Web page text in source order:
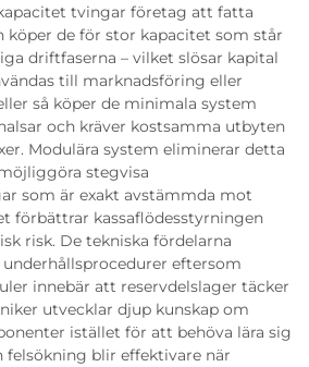
tvingar företag att fatta
köper de för stor kapacitet som står
driftfaserna – vilket slösar kapital
till marknadsföring eller
så köper de minimala system
och kräver kostsamma utbyten
Modulära system eliminerar detta
stegvisa
som är exakt avstämmda mot
förbättrar kassaflödesstyrningen
risk. De tekniska fördelarna
eftersom
innebär att reservdelslager täcker
utvecklar djup kunskap om
istället för att behöva lära sig
felsökning blir effektivare när